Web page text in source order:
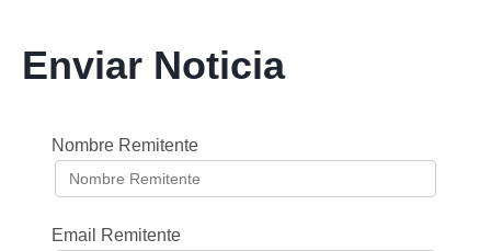
Enviar Noticia
Nombre Remitente
Email Remitente